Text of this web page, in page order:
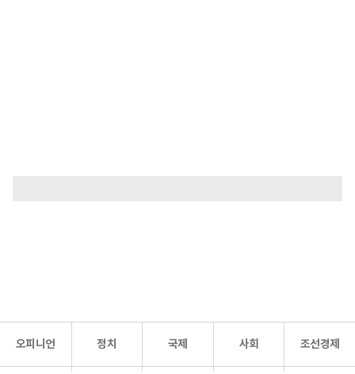
오피니언 정치 국제 사회 조선경제